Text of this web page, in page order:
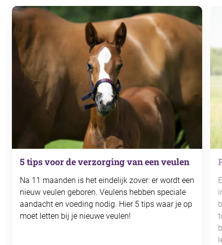
5 tips voor de verzorging van een veulen
Na 11 maanden is het eindelijk zover: er wordt een
nieuw veulen geboren. Veulens hebben speciale
aandacht en voeding nodig. Hier 5 tips waar je op
moet letten bij je nieuwe veulen!